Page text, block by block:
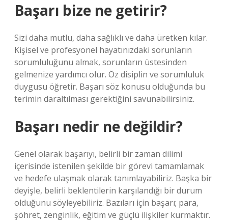
Başarı bize ne getirir?
Sizi daha mutlu, daha sağlıklı ve daha üretken kılar.
Kişisel ve profesyonel hayatınızdaki sorunların
sorumluluğunu almak, sorunların üstesinden
gelmenize yardımcı olur. Öz disiplin ve sorumluluk
duygusu öğretir. Başarı söz konusu olduğunda bu
terimin daraltılması gerektiğini savunabilirsiniz.
Başarı nedir ne değildir?
Genel olarak başarıyı, belirli bir zaman dilimi
içerisinde istenilen şekilde bir görevi tamamlamak
ve hedefe ulaşmak olarak tanımlayabiliriz. Başka bir
deyişle, belirli beklentilerin karşılandığı bir durum
olduğunu söyleyebiliriz. Bazıları için başarı; para,
şöhret, zenginlik, eğitim ve güçlü ilişkiler kurmaktır.